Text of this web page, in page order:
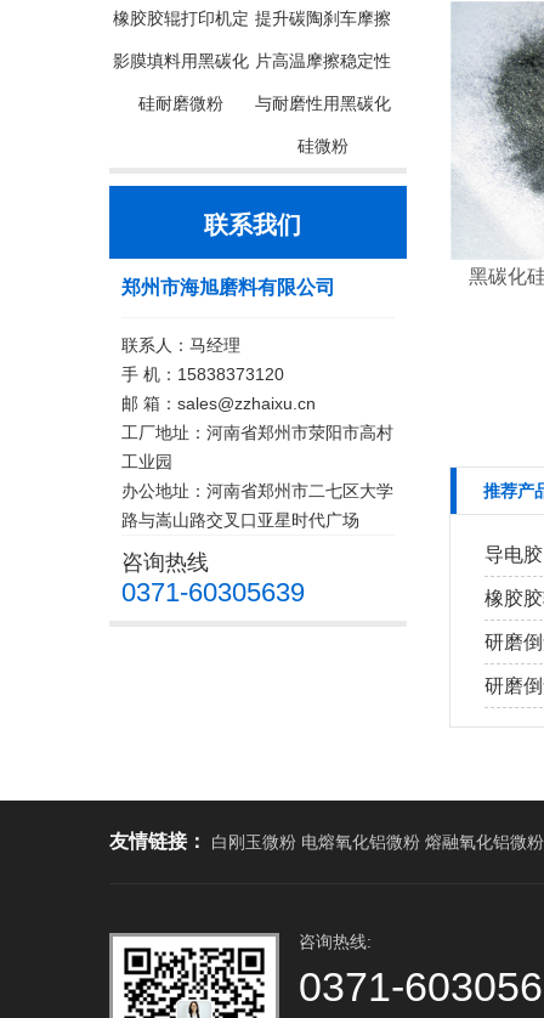
橡胶胶辊打印机定
影膜填料用黑碳化
硅耐磨微粉
提升碳陶刹车摩擦
片高温摩擦稳定性
与耐磨性用黑碳化
硅微粉
联系我们
郑州市海旭磨料有限公司
联系人：马经理
手 机：15838373120
邮 箱：sales@zzhaixu.cn
工厂地址：河南省郑州市荥阳市高村
工业园
办公地址：河南省郑州市二七区大学
路与嵩山路交叉口亚星时代广场
咨询热线
0371-60305639
黑碳化
推荐产
导电
橡胶
研磨
研磨
友情链接： 白刚玉微粉 电熔氧化铝微粉 熔融氧化铝微粉
咨询热线:
0371-